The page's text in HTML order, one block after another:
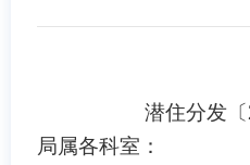
潜住分发
局属各科室：